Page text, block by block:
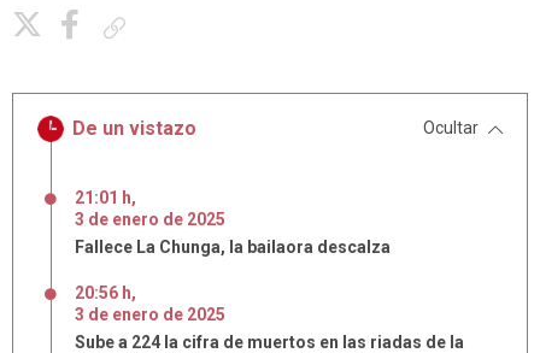
De un vistazo Ocultar
21:01 h,
3 de enero de 2025
Fallece La Chunga, la bailaora descalza
20:56 h,
3 de enero de 2025
Sube a 224 la cifra de muertos en las riadas de la